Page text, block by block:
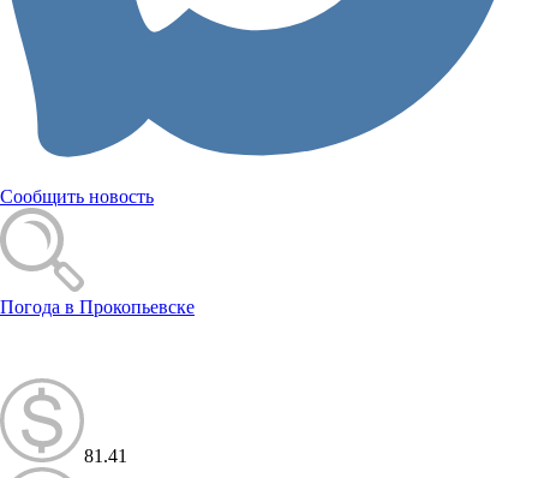
Сообщить новость
Погода в Прокопьевске
81.41